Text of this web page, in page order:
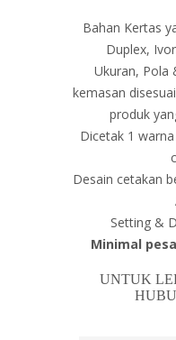
Bahan Kertas
Duplex,
Ukuran, Pola
kemasan
produk
Dicetak 1
Desain cetakan
Setting &
Minimal
UNTUK